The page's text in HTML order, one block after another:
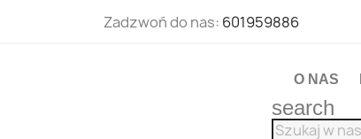
Zadzwoń do nas: 601959886
O NAS
search